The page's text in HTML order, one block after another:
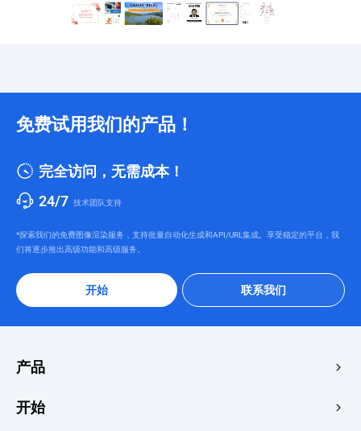
免费试用我们的产品！
完全访问，无需成本！
24/7 技术团队支持
*探索我们的免费图像渲染服务，支持批量自动化生成和API/URL集成。享受稳定的平台，我
们将逐步推出高级功能和高级服务。
开始 联系我们
产品
边缘加速与安全
开始